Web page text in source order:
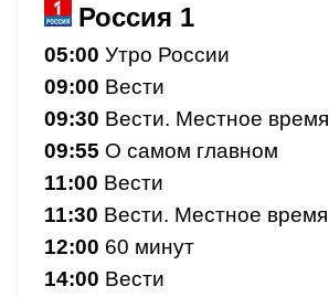
Россия 1
05:00 Утро России
09:00 Вести
09:30 Вести. Местное время
09:55 О самом главном
11:00 Вести
11:30 Вести. Местное время
12:00 60 минут
14:00 Вести